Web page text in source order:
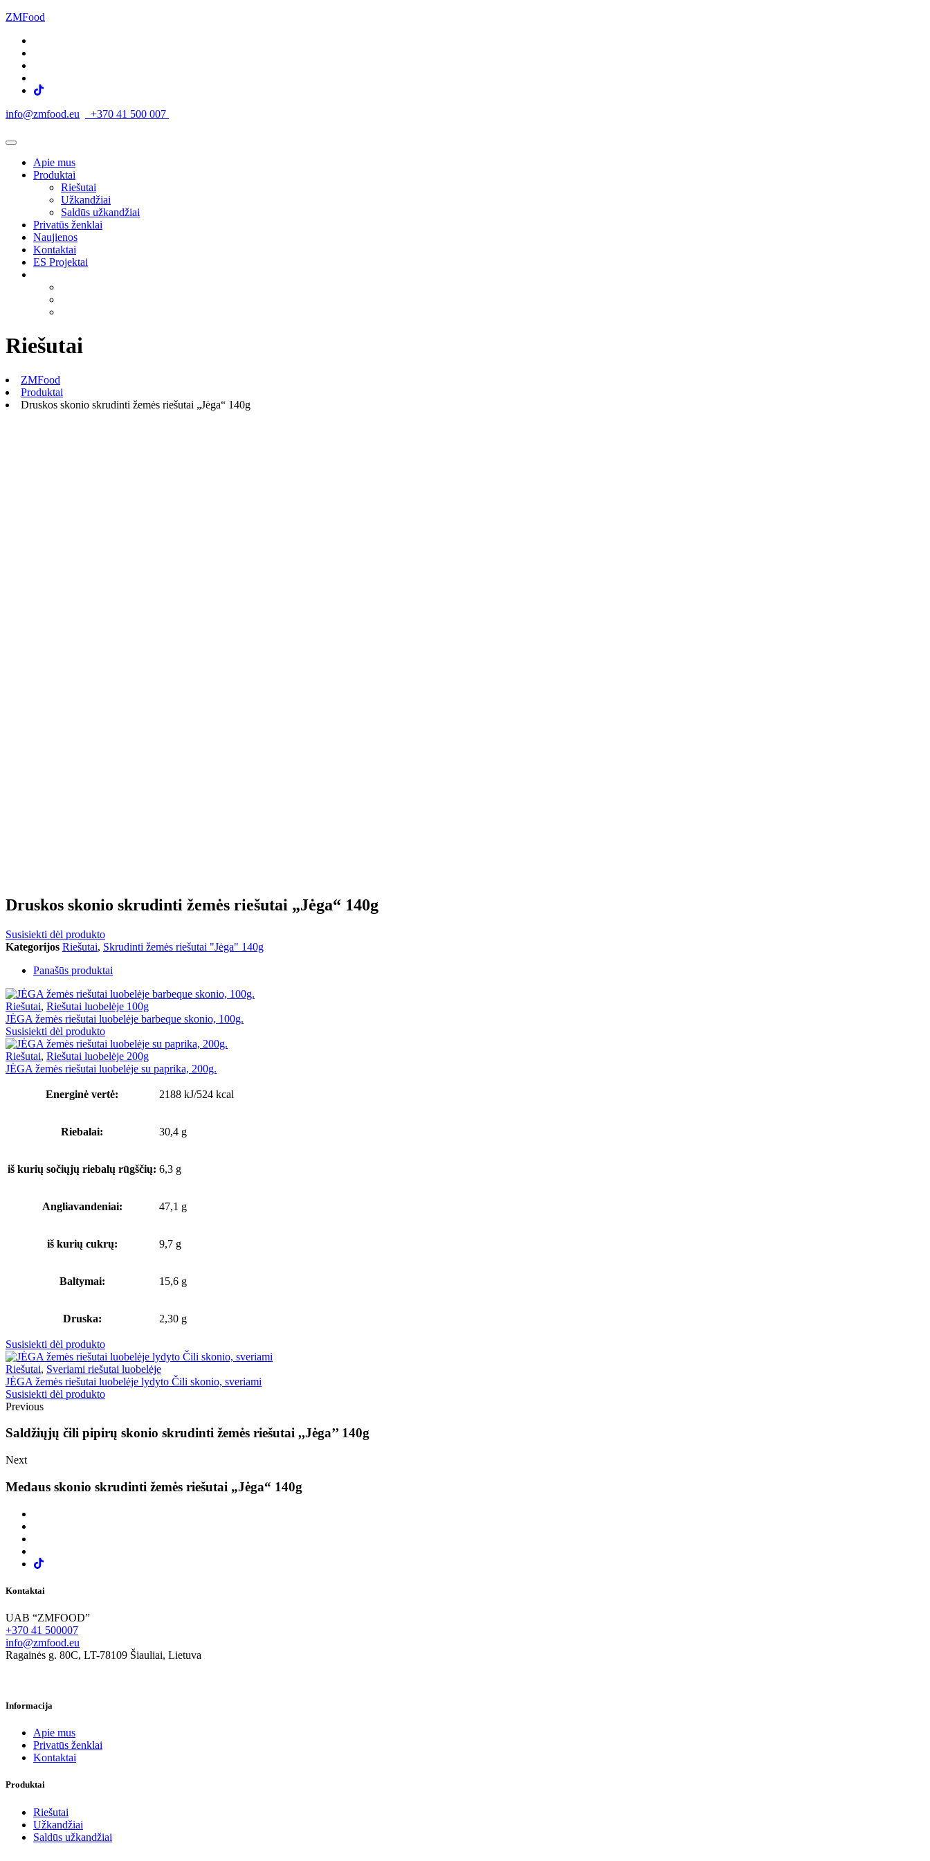
ZMFood
info@zmfood.eu +370 41 500 007
Apie mus
Produktai
Riešutai
Užkandžiai
Saldūs užkandžiai
Privatūs ženklai
Naujienos
Kontaktai
ES Projektai
Riešutai
ZMFood
Produktai
Druskos skonio skrudinti žemės riešutai „Jėga“ 140g
Druskos skonio skrudinti žemės riešutai „Jėga“ 140g
Susisiekti dėl produkto
Kategorijos Riešutai, Skrudinti žemės riešutai "Jėga" 140g
Panašūs produktai
Riešutai, Riešutai luobelėje 100g
JĖGA žemės riešutai luobelėje barbeque skonio, 100g.
Susisiekti dėl produkto
Riešutai, Riešutai luobelėje 200g
JĖGA žemės riešutai luobelėje su paprika, 200g.
Energinė vertė: 2188 kJ/524 kcal
Riebalai: 30,4 g
iš kurių sočiųjų riebalų rūgščių: 6,3 g
Angliavandeniai: 47,1 g
iš kurių cukrų: 9,7 g
Baltymai: 15,6 g
Druska: 2,30 g
Susisiekti dėl produkto
Riešutai, Sveriami riešutai luobelėje
JĖGA žemės riešutai luobelėje lydyto Čili skonio, sveriami
Susisiekti dėl produkto
Previous
Saldžiųjų čili pipirų skonio skrudinti žemės riešutai ,,Jėga’’ 140g
Next
Medaus skonio skrudinti žemės riešutai „Jėga“ 140g
Kontaktai
UAB “ZMFOOD”
+370 41 500007
info@zmfood.eu
Ragainės g. 80C, LT-78109 Šiauliai, Lietuva
Informacija
Apie mus
Privatūs ženklai
Kontaktai
Produktai
Riešutai
Užkandžiai
Saldūs užkandžiai